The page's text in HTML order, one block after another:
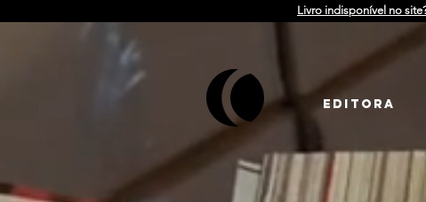
Livro indisponível no
EDITORA